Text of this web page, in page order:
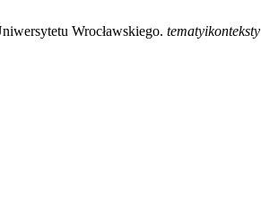
Wrocławskiego. tematyikonteksty